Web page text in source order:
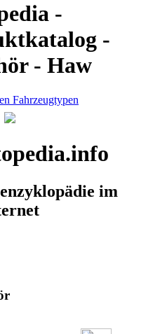
im
-
-
- Haw
Fahrzeugtypen